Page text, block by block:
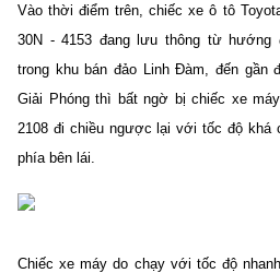
Vào thời điểm trên, chiếc xe ô tô
30N - 4153 đang lưu thông từ hướng
trong khu bán đảo Linh Đàm, đến gần
Giải Phóng thì bất ngờ bị chiếc xe
2108 đi chiều ngược lại với tốc độ khá
phía bên lái.
Chiếc xe máy do chạy với tốc độ